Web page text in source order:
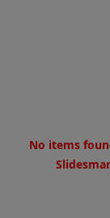
No items